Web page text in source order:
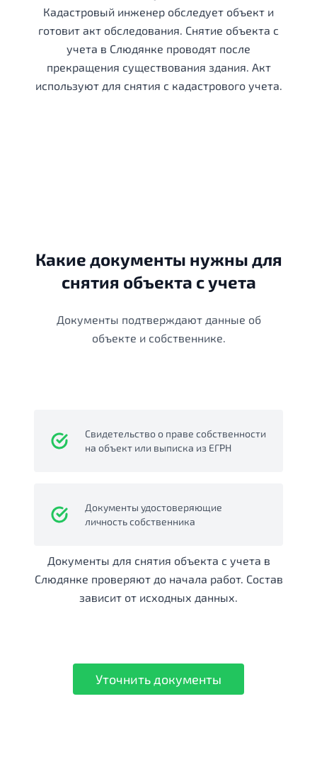
Кадастровый инженер обследует объект и
готовит акт обследования. Снятие объекта с
учета в Слюдянке проводят после
прекращения существования здания. Акт
используют для снятия с кадастрового учета.
Какие документы нужны для
снятия объекта с учета
Документы подтверждают данные об
объекте и собственнике.
Свидетельство о праве собственности
на объект или выписка из ЕГРН
Документы удостоверяющие
личность собственника
Документы для снятия объекта с учета в
Слюдянке проверяют до начала работ. Состав
зависит от исходных данных.
Уточнить документы